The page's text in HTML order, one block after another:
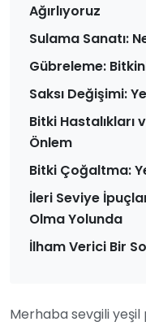
Ağırlıyoruz
Sulama Sanatı:
Gübreleme:
Saksı Değişimi:
Bitki Hastalıkları
Önlem
Bitki Çoğaltma:
İleri Seviye
Olma Yolunda
İlham Verici Bir
Merhaba sevgili yeşil